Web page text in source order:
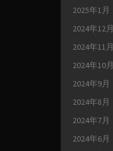
2025年1月
2024年12月
2024年11月
2024年10月
2024年9月
2024年8月
2024年7月
2024年6月